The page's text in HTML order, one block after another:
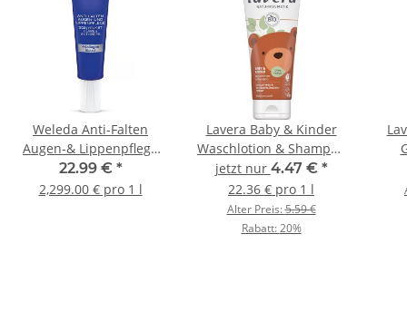
Weleda Anti-Falten
Augen-& Lippenpflege
10ml
22.99 € *
2,299.00 € pro 1 l
Lavera Baby & Kinder
Waschlotion & Shampoo
200ml
jetzt nur 4.47 € *
22.36 € pro 1 l
Alter Preis:5.59 €
Rabatt:20%